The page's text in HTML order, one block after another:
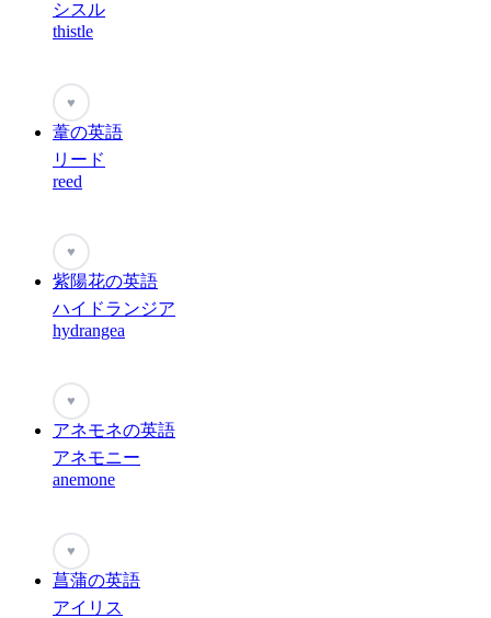
シスル
thistle
♥
葦の英語
リード
reed
♥
紫陽花の英語
ハイドランジア
hydrangea
♥
アネモネの英語
アネモニー
anemone
♥
菖蒲の英語
アイリス